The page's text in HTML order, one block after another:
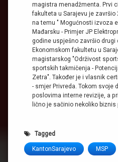
magistra menadžmenta. Prvi
fakulteta u Sarajevu je
na temu " Mogućnosti izvoza
Mađarsku - Primjer JP
godine uspješno završio
Ekonomskom fakultetu u
magistarskog "Održivost
sportskih takmičenja -
Zetra". Također je i vlasnik
- smjer Privreda. Tokom svoje
poslovima interne revizije, a
lično je sačinio nekoliko biznis
Tagged
KantonSarajevo MSP